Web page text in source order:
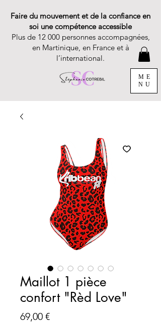
Faire du mouvement et de la confiance en
soi une compétence accessible
Plus de 12 000 personnes accompagnées,
en Martinique, en France et à
l’international.
ME
NU
Maillot 1 pièce
confort "Rèd Love"
69,00 €Precio